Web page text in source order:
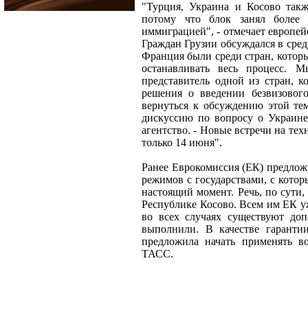
"Турция, Украина и Косово
потому что блок занял
иммиграцией", - отмечает
Граждан Грузии обсуждался в
Франция были среди стран,
останавливать весь
представитель одной из стран,
решения о введении
вернуться к обсуждению этой
дискуссию по вопросу о
агентство. - Новые встречи на
только 14 июня".
Ранее Еврокомиссия (ЕК)
режимов с государствами, с
настоящий момент. Речь, по
Республике Косово. Всем им ЕК
во всех случаях существуют
выполнили. В качестве
предложила начать применять
ТАСС.